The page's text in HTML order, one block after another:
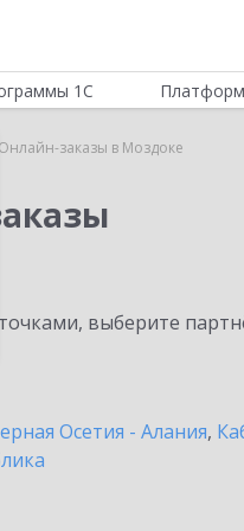
1С
заказы в Моздоке
выберите
Осетия - Алания,